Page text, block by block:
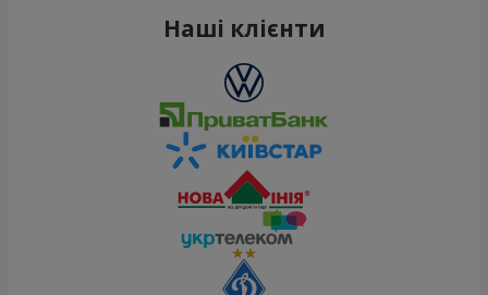
Наші клієнти